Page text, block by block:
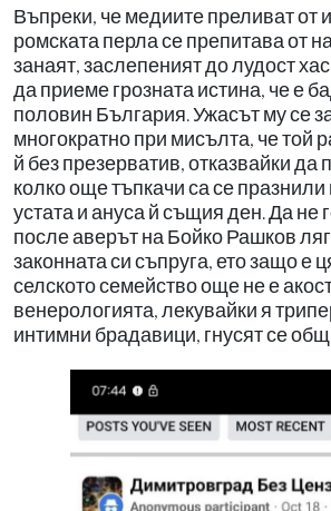
Въпреки, че медиите преливат от
ромската перла се препитава от
занаят, заслепеният до лудост
да приеме грозната истина, че е
половин България. Ужасът му се
многократно при мисълта, че той
й без презерватив, отказвайки да
колко още тъпкачи са се празнили
устата и ануса й същия ден. Да не
после аверът на Бойко Рашков
законната си съпруга, ето защо е
селското семейство още не е
венерологията, лекувайки я
интимни брадавици, гнусят се